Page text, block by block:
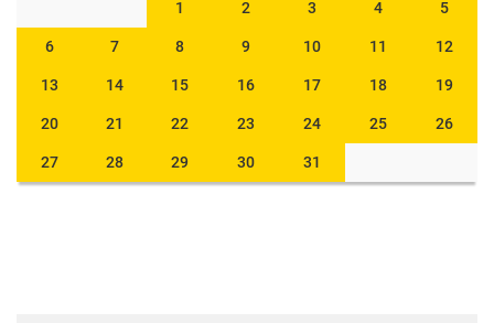
1 2 3 4 5
6 7 8 9 10 11 12
13 14 15 16 17 18 19
20 21 22 23 24 25 26
27 28 29 30 31